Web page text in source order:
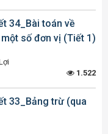
34_Bài toán về
số đơn vị (Tiết 1)
1.522
33_Bảng trừ (qua